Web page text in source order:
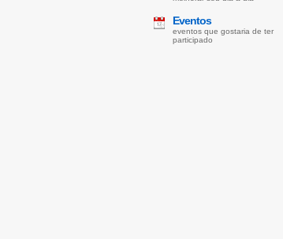
Eventos
eventos que gostaria de ter
participado